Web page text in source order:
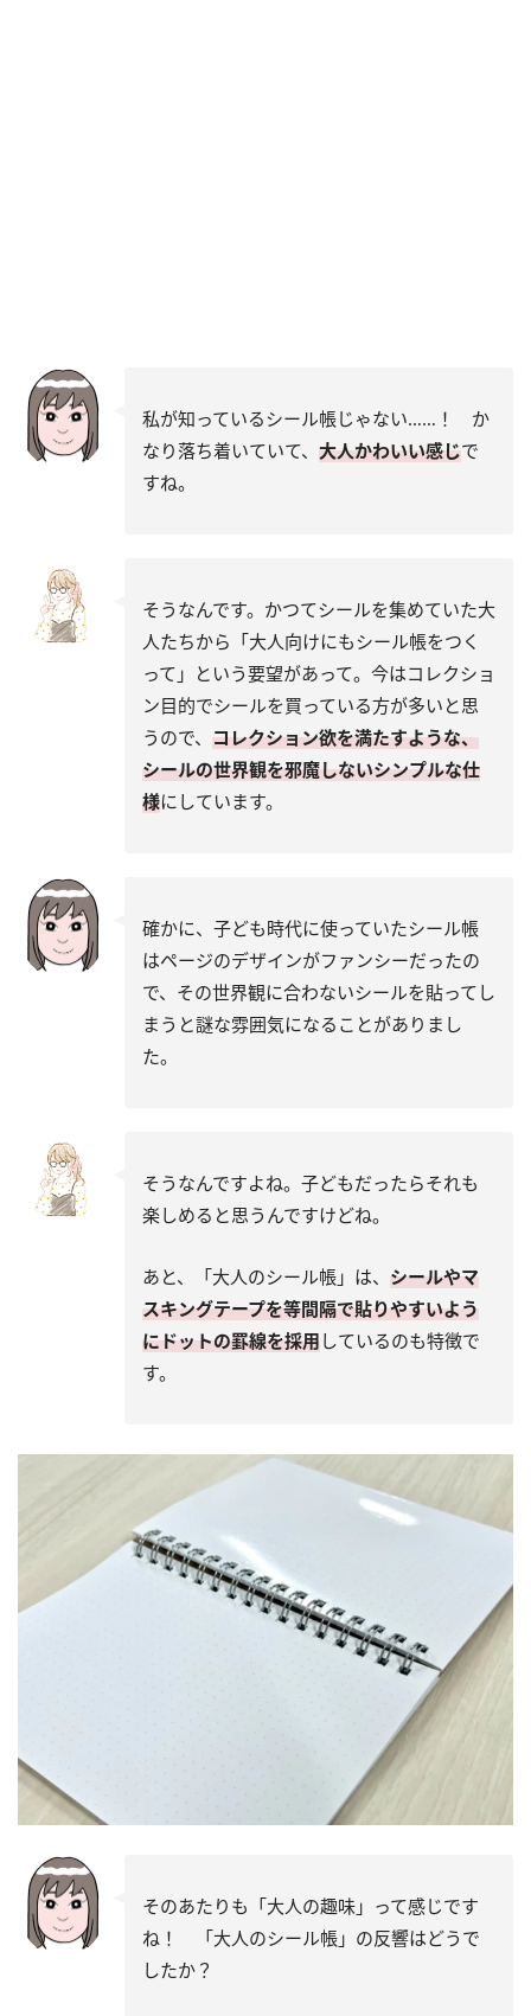
私が知っているシール帳じゃない……！ か
なり落ち着いていて、 大人かわいい感じで
すね。
そうなんです。かつてシールを集めていた大
人たちから「大人向けにもシール帳をつく
って」という要望があって。今はコレクショ
ン目的でシールを買っている方が多いと思
うので、 コレクション欲を満たすような、
シールの世界観を邪魔しないシンプルな仕
様にしています。
確かに、子ども時代に使っていたシール帳
はページのデザインがファンシーだったの
で、その世界観に合わないシールを貼ってし
まうと謎な雰囲気になることがありまし
た。
そうなんですよね。子どもだったらそれも
楽しめると思うんですけどね。
あと、「大人のシール帳」は、 シールやマ
スキングテープを等間隔で貼りやすいよう
にドットの罫線を採用しているのも特徴で
す。
そのあたりも「大人の趣味」って感じです
ね！ 「大人のシール帳」の反響はどうで
したか？